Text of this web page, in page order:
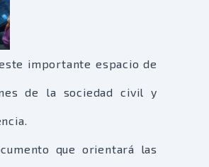
importante espacio de
de la sociedad civil y
que orientará las